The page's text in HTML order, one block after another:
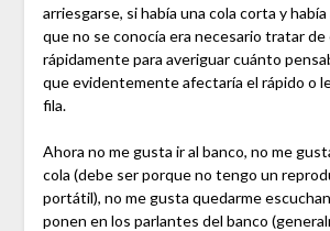
arriesgarse, si había una cola corta y
que no se conocía era necesario tratar
rápidamente para averiguar cuánto
que evidentemente afectaría el rápido o
fila.
Ahora no me gusta ir al banco, no me
cola (debe ser porque no tengo un
portátil), no me gusta quedarme
ponen en los parlantes del banco